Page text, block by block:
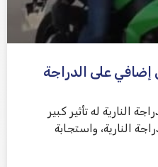
على الدراجة
النارية له تأثير كبير
النارية، واستجابة